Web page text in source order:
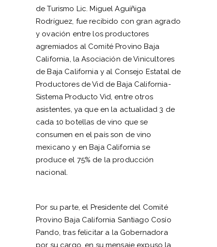
de Turismo Lic. Miguel Aguíñiga
Rodríguez, fue recibido con gran agrado
y ovación entre los productores
agremiados al Comité Provino Baja
California, la Asociación de Vinicultores
de Baja California y al Consejo Estatal de
Productores de Vid de Baja California-
Sistema Producto Vid, entre otros
asistentes, ya que en la actualidad 3 de
cada 10 botellas de vino que se
consumen en el país son de vino
mexicano y en Baja California se
produce el 75% de la producción
nacional.
Por su parte, el Presidente del Comité
Provino Baja California Santiago Cosío
Pando, tras felicitar a la Gobernadora
por su cargo, en su mensaje expuso la